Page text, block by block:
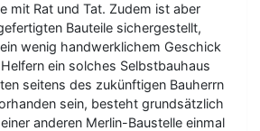
mit Rat und Tat. Zudem ist aber
Bauteile sichergestellt,
wenig handwerklichem Geschick
ein solches Selbstbauhaus
seitens des zukünftigen Bauherrn
sein, besteht grundsätzlich
anderen Merlin-Baustelle einmal